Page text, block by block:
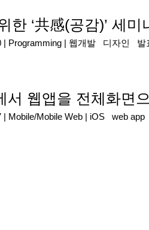
한 ‘共感(공감)’ 세
| Programming | 웹개발 디자인 발
서 웹앱을 전체화면
| Mobile/Mobile Web | iOS web app